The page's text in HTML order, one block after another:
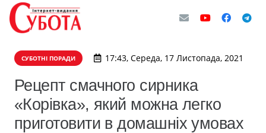
СУБОТНІ ПОРАДИ 17:43, Середа, 17 Листопада, 2021
Рецепт смачного сирника
«Корівка», який можна легко
приготовити в домашніх умовах